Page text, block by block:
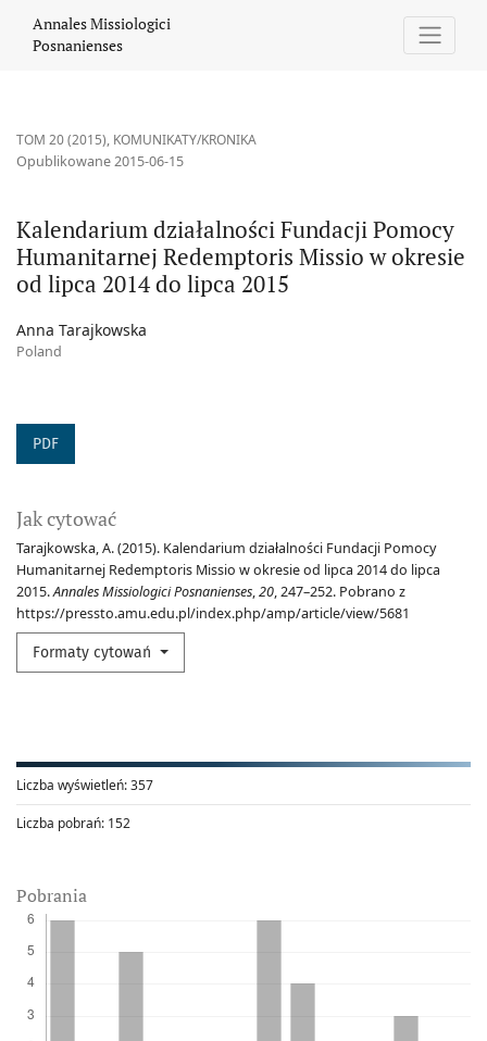
Annales Missiologici
Posnanienses
TOM 20 (2015), KOMUNIKATY/KRONIKA
Kalendarium działalności Fundacji Pomocy
Humanitarnej Redemptoris Missio w okresie
od lipca 2014 do lipca 2015
Opublikowane 2015-06-15
Anna Tarajkowska
Poland
PDF
Jak cytować
Tarajkowska, A. (2015). Kalendarium działalności Fundacji Pomocy
Humanitarnej Redemptoris Missio w okresie od lipca 2014 do lipca
2015.Annales Missiologici Posnanienses,20, 247–252. Pobrano z
https://pressto.amu.edu.pl/index.php/amp/article/view/5681
Formaty cytowań
Liczba wyświetleń:357
Liczba pobrań: 152
Pobrania